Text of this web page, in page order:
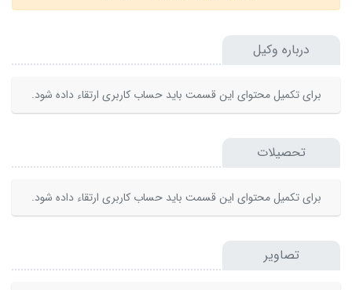
درباره وکیل
برای تکمیل محتوای این قسمت باید حساب کاربری ارتقاء داده شود.
تحصیلات
برای تکمیل محتوای این قسمت باید حساب کاربری ارتقاء داده شود.
تصاویر